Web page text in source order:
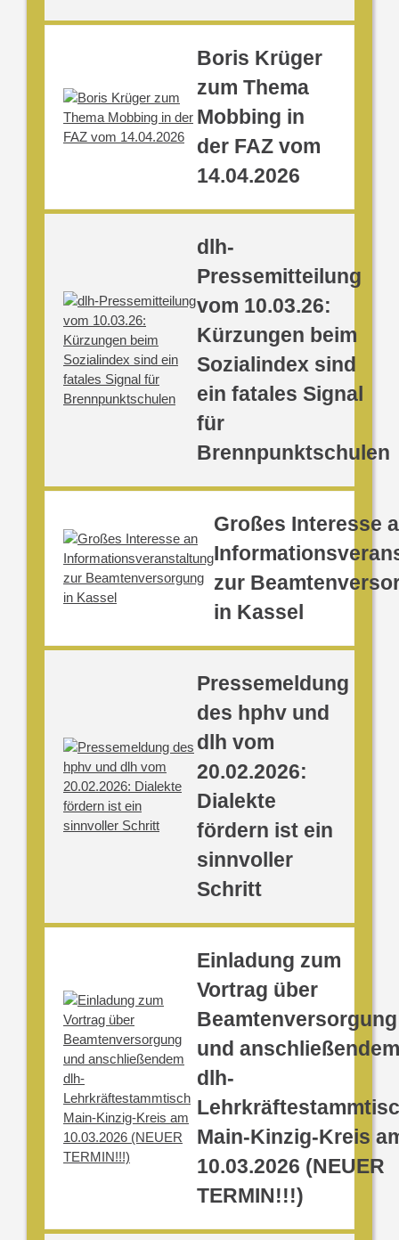
Boris Krüger
zum Thema
Mobbing in
der FAZ vom
14.04.2026
dlh-
Pressemitteilung
vom 10.03.26:
Kürzungen beim
Sozialindex sind
ein fatales Signal
für
Brennpunktschulen
Großes Interesse
zur
in Kassel
Pressemeldung
des hphv und
dlh vom
20.02.2026:
Dialekte
fördern ist ein
sinnvoller
Schritt
Einladung zum
Vortrag über
Beamtenversorgung
und anschließendem
dlh-
Main-Kinzig-Kreis
10.03.2026 (NEUER
TERMIN!!!)